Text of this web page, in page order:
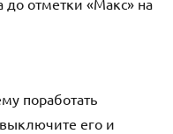
отметки «Макс» на
поработать
его и